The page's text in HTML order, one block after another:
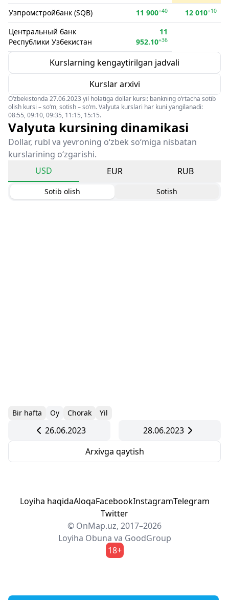
Узпромстройбанк (SQB) 11 900+40 12 010+10
Центральный банк
Республики Узбекистан
11
952.10+36
Kurslarning kengaytirilgan jadvali
Kurslar arxivi
O‘zbekistonda 27.06.2023 yil holatiga dollar kursi: bankning o‘rtacha sotib
olish kursi – so‘m, sotish – so‘m. Valyuta kurslari har kuni yangilanadi:
08:55, 09:10, 09:35, 11:15, 15:15.
Valyuta kursining dinamikasi
Dollar, rubl va yevroning o‘zbek so‘miga nisbatan
kurslarining o‘zgarishi.
USD
EUR RUB
Sotib olish Sotish
Bir hafta Oy Chorak Yil
26.06.2023
28.06.2023
Arxivga qaytish
Loyiha haqidaAloqaFacebookInstagramTelegram
Twitter
© OnMap.uz, 2017–2026
Loyiha Obuna va GoodGroup
18+